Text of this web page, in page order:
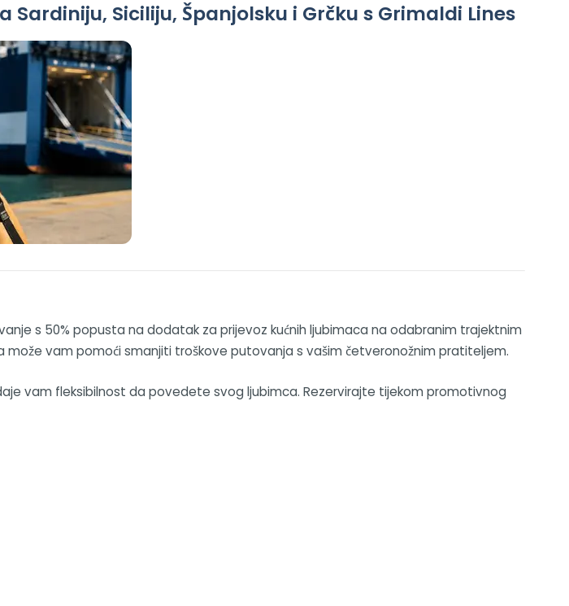
Siciliju, Španjolsku i Grčku s Grimaldi Lines
s 50% popusta na dodatak za prijevoz kućnih ljubimaca na odabranim trajektnim
može vam pomoći smanjiti troškove putovanja s vašim četveronožnim pratiteljem.
vam fleksibilnost da povedete svog ljubimca. Rezervirajte tijekom promotivnog